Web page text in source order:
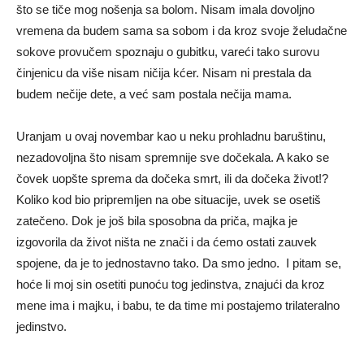
što se tiče mog nošenja sa bolom. Nisam imala dovoljno
vremena da budem sama sa sobom i da kroz svoje želudačne
sokove provučem spoznaju o gubitku, vareći tako surovu
činjenicu da više nisam ničija kćer. Nisam ni prestala da
budem nečije dete, a već sam postala nečija mama.
Uranjam u ovaj novembar kao u neku prohladnu baruštinu,
nezadovoljna što nisam spremnije sve dočekala. A kako se
čovek uopšte sprema da dočeka smrt, ili da dočeka život!?
Koliko kod bio pripremljen na obe situacije, uvek se osetiš
zatečeno. Dok je još bila sposobna da priča, majka je
izgovorila da život ništa ne znači i da ćemo ostati zauvek
spojene, da je to jednostavno tako. Da smo jedno. I pitam se,
hoće li moj sin osetiti punoću tog jedinstva, znajući da kroz
mene ima i majku, i babu, te da time mi postajemo trilateralno
jedinstvo.